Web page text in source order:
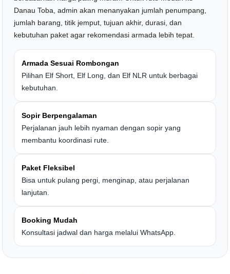
Danau Toba, admin akan menanyakan jumlah penumpang,
jumlah barang, titik jemput, tujuan akhir, durasi, dan
kebutuhan paket agar rekomendasi armada lebih tepat.
Armada Sesuai Rombongan
Pilihan Elf Short, Elf Long, dan Elf NLR untuk berbagai
kebutuhan.
Sopir Berpengalaman
Perjalanan jauh lebih nyaman dengan sopir yang
membantu koordinasi rute.
Paket Fleksibel
Bisa untuk pulang pergi, menginap, atau perjalanan
lanjutan.
Booking Mudah
Konsultasi jadwal dan harga melalui WhatsApp.